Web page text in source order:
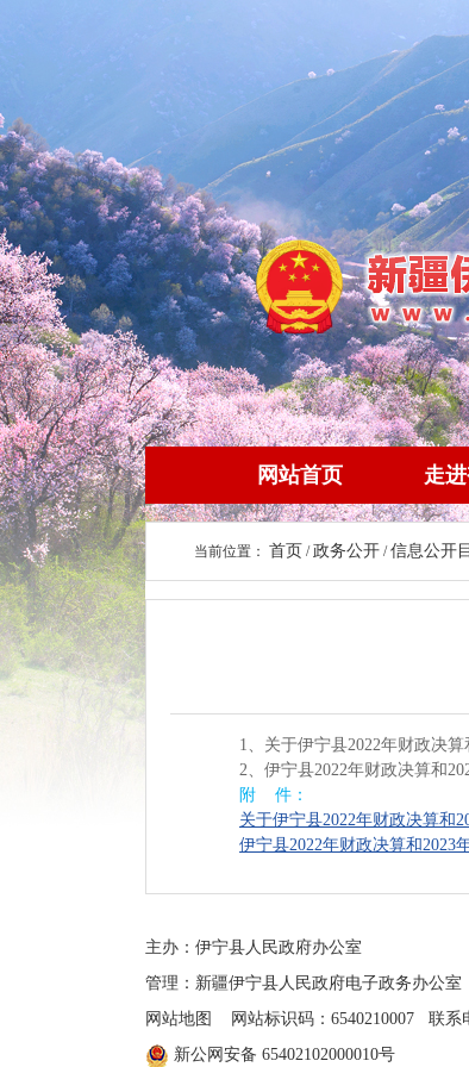
网站首页 走
当前位置： 首页 /政务公开 /信息公开
1、关于伊宁县2022年财政决
2、伊宁县2022年财政决算和
附 件：
关于伊宁县2022年财政决算和
伊宁县2022年财政决算和2023
主办：伊宁县人民政府办公室
管理：新疆伊宁县人民政府电子政务办公室
网站地图
网站标识码：6540210007 联系
新公网安备 65402102000010号